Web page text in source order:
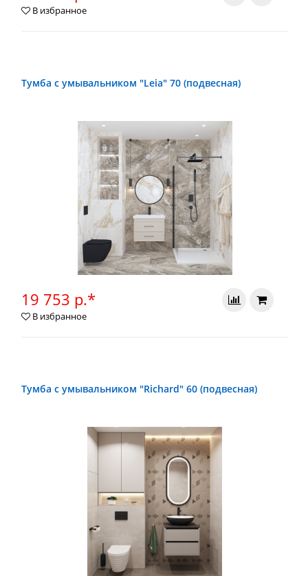
В избранное
Тумба с умывальником "Leia" 70 (подвесная)
19 753 р.*
В избранное
Тумба с умывальником "Richard" 60 (подвесная)